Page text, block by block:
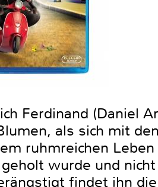
Ferdinand (Daniel
als sich mit
ruhmreichen
wurde und
findet ihn